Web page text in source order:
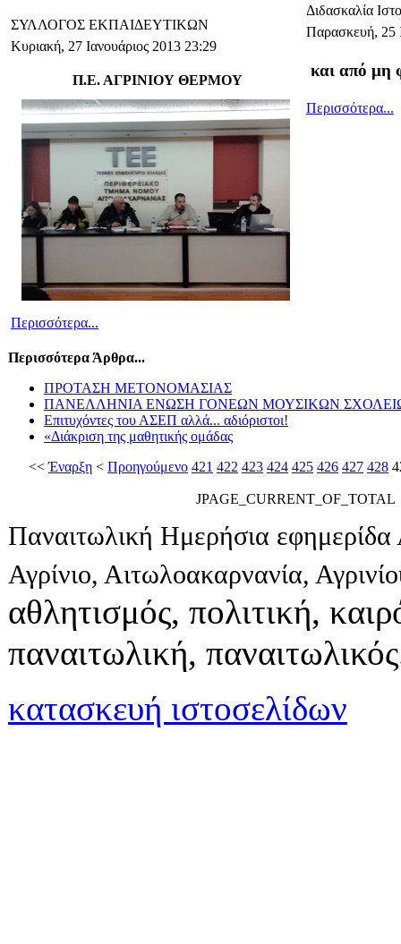
ΣΥΛΛΟΓΟΣ ΕΚΠΑΙΔΕΥΤΙΚΩΝ
Κυριακή, 27 Ιανουάριος 2013 23:29
Π.Ε. ΑΓΡΙΝΙΟΥ ΘΕΡΜΟΥ
Περισσότερα...
Διδασκαλία
Παρασκευή, 25
και από μη
Περισσότερα...
Περισσότερα Άρθρα...
ΠΡΟΤΑΣΗ ΜΕΤΟΝΟΜΑΣΙΑΣ
ΠΑΝΕΛΛΗΝΙΑ ΕΝΩΣΗ ΓΟΝΕΩΝ ΜΟΥΣΙΚΩΝ
Επιτυχόντες του ΑΣΕΠ αλλά... αδιόριστοι!
«Διάκριση της μαθητικής ομάδας
<<Έναρξη < Προηγούμενο 421 422 423 424 425 426 427 428
JPAGE_CURRENT_OF_TOTAL
Παναιτωλική Ημερήσια εφημερίδα
Αγρίνιο, Αιτωλοακαρνανία,
αθλητισμός, πολιτική,
παναιτωλική,
κατασκευή ιστοσελίδων